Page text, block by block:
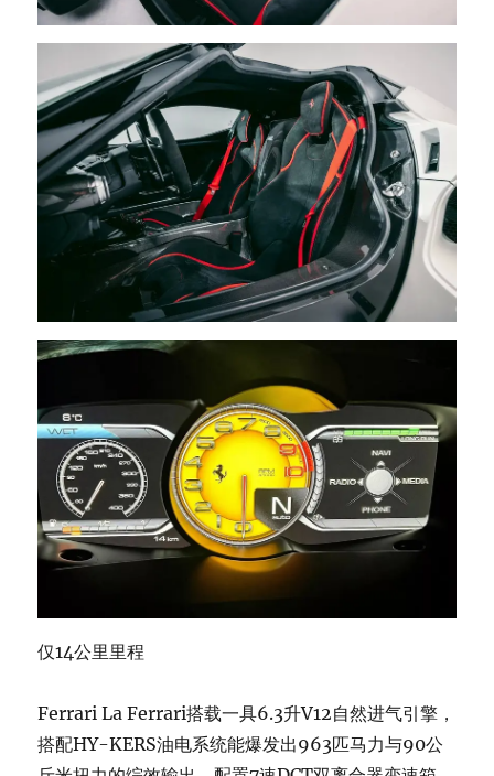
仅14公里里程
Ferrari La Ferrari搭载一具6.3升V12自然进气引擎，
搭配HY-KERS油电系统能爆发出963匹马力与90公